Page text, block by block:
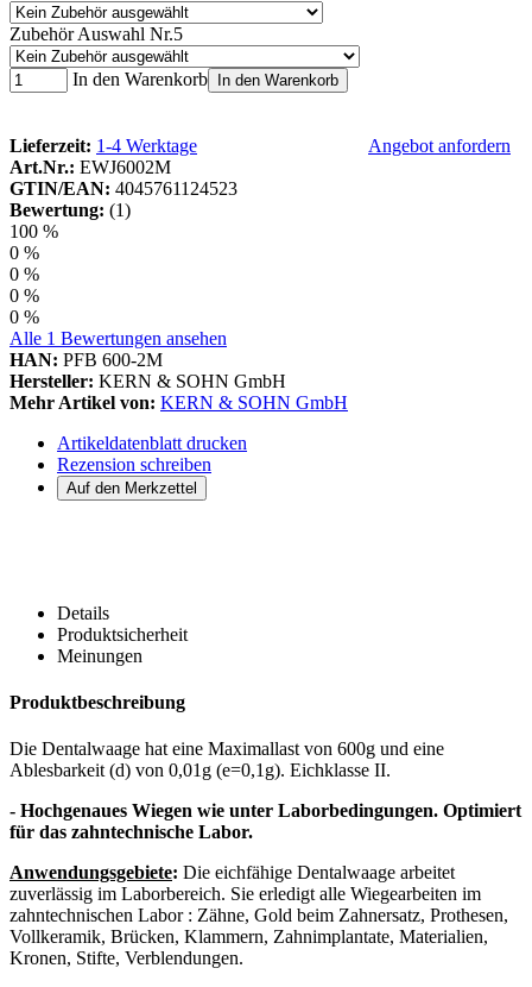
Zubehör Auswahl Nr.5
In den Warenkorb In den Warenkorb
Angebot anfordern
Lieferzeit: 1-4 Werktage
Art.Nr.: EWJ6002M
GTIN/EAN: 4045761124523
Bewertung: (1)
100 %
0 %
0 %
0 %
0 %
Alle 1 Bewertungen ansehen
HAN: PFB 600-2M
Hersteller: KERN & SOHN GmbH
Mehr Artikel von: KERN & SOHN GmbH
Artikeldatenblatt drucken
Rezension schreiben
Details
Produktsicherheit
Meinungen
Produktbeschreibung
Die Dentalwaage hat eine Maximallast von 600g und eine
Ablesbarkeit (d) von 0,01g (e=0,1g). Eichklasse II.
- Hochgenaues Wiegen wie unter Laborbedingungen. Optimiert
für das zahntechnische Labor.
Anwendungsgebiete: Die eichfähige Dentalwaage arbeitet
zuverlässig im Laborbereich. Sie erledigt alle Wiegearbeiten im
zahntechnischen Labor : Zähne, Gold beim Zahnersatz, Prothesen,
Vollkeramik, Brücken, Klammern, Zahnimplantate, Materialien,
Kronen, Stifte, Verblendungen.